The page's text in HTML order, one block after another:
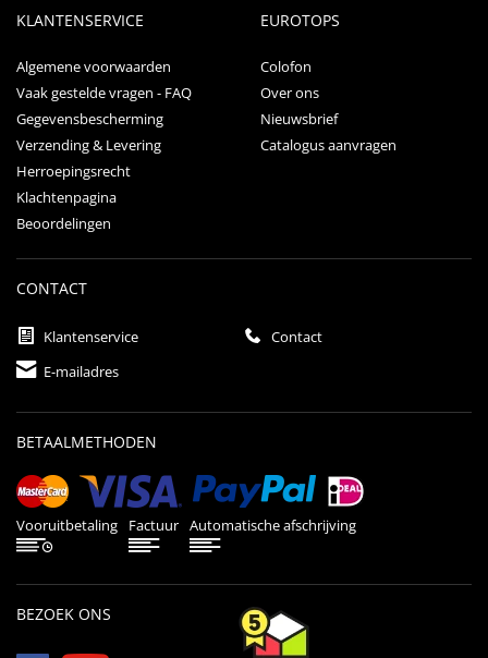
KLANTENSERVICE
Algemene voorwaarden
Vaak gestelde vragen - FAQ
Gegevensbescherming
Verzending & Levering
Herroepingsrecht
Klachtenpagina
Beoordelingen
EUROTOPS
Colofon
Over ons
Nieuwsbrief
Catalogus aanvragen
CONTACT
Klantenservice
Contact
E-mailadres
BETAALMETHODEN
Vooruitbetaling Factuur Automatische afschrijving
BEZOEK ONS